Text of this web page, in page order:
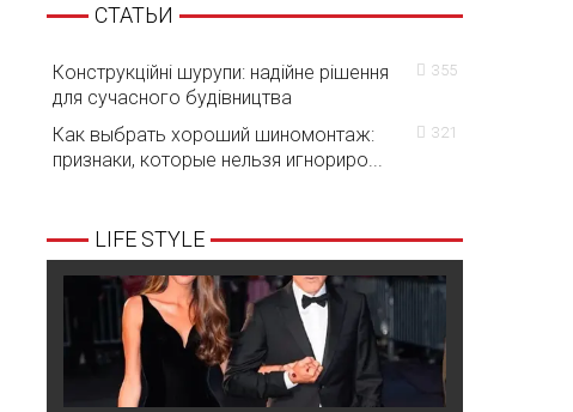
СТАТЬИ
Конструкційні шурупи: надійне рішення
для сучасного будівництва
355
Как выбрать хороший шиномонтаж:
признаки, которые нельзя игнориро...
321
LIFE STYLE